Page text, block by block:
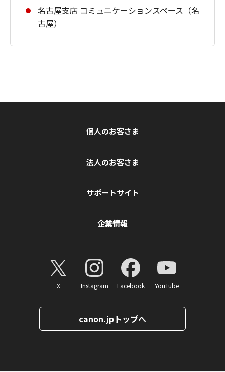
名古屋支店 コミュニケーションスペース（名
古屋）
個人のお客さま
法人のお客さま
サポートサイト
企業情報
X Instagram Facebook YouTube
canon.jpトップへ